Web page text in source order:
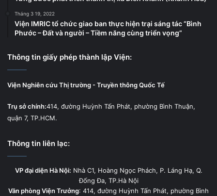
Tháng 3 19, 2022
Viện IMRIC tổ chức giao ban thực hiện trại sáng tác “Bình
Phước – Đất và người – Tiềm năng cùng triển vọng”
Thông tin giấy phép thành lập Viện:
Viện Nghiên cứu Thị trường - Truyền thông Quốc Tế
Trụ sở chính:414, đường Huỳnh Tấn Phát, phường Bình Thuận,
quận 7, TP.HCM.
Thông tin liên lạc:
VP đại diện Hà Nội: Nhà C1, Hoàng Ngọc Phách, P. Láng Hạ, Q.
Đống Đa, TP.Hà Nội
Văn phòng Viện Trưởng: 414, đường Huỳnh Tấn Phát, phường Bình